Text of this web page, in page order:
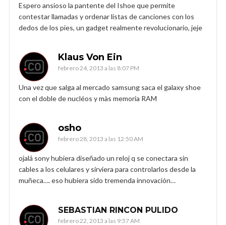
Espero ansioso la pantente del Ishoe que permite
contestar llamadas y ordenar listas de canciones con los
dedos de los pies, un gadget realmente revolucionario, jeje
Klaus Von Ein
febrero 24, 2013 a las 8:07 PM
Una vez que salga al mercado samsung saca el galaxy shoe
con el doble de nucléos y màs memoria RAM
osho
febrero 28, 2013 a las 12:50 AM
ojalá sony hubiera diseñado un reloj q se conectara sin
cables a los celulares y sirviera para controlarlos desde la
muñeca…. eso hubiera sido tremenda innovación…
SEBASTIAN RINCON PULIDO
febrero 22, 2013 a las 9:57 AM